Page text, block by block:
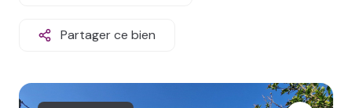
ESTIMATION
Partager ce bien